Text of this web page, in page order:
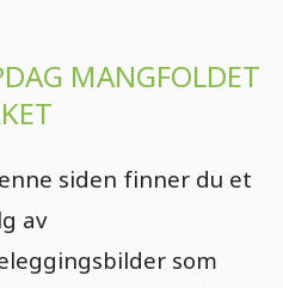
MANGFOLDET
siden finner du et
av
som